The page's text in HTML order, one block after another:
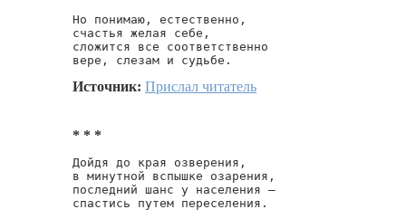
Но понимаю, естественно,
счастья желая себе,
сложится все соответственно
вере, слезам и судьбе.
Источник: Прислал читатель
* * *
Дойдя до края озверения,
в минутной вспышке озарения,
последний шанс у населения —
спастись путем переселения.